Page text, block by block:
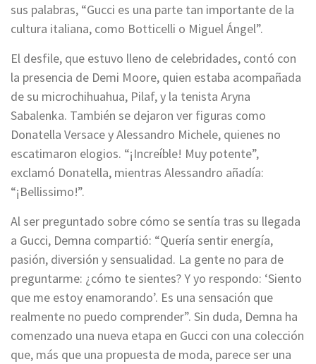
sus palabras, “Gucci es una parte tan importante de la
cultura italiana, como Botticelli o Miguel Ángel”.
El desfile, que estuvo lleno de celebridades, contó con
la presencia de Demi Moore, quien estaba acompañada
de su microchihuahua, Pilaf, y la tenista Aryna
Sabalenka. También se dejaron ver figuras como
Donatella Versace y Alessandro Michele, quienes no
escatimaron elogios. “¡Increíble! Muy potente”,
exclamó Donatella, mientras Alessandro añadía:
“¡Bellissimo!”.
Al ser preguntado sobre cómo se sentía tras su llegada
a Gucci, Demna compartió: “Quería sentir energía,
pasión, diversión y sensualidad. La gente no para de
preguntarme: ¿cómo te sientes? Y yo respondo: ‘Siento
que me estoy enamorando’. Es una sensación que
realmente no puedo comprender”. Sin duda, Demna ha
comenzado una nueva etapa en Gucci con una colección
que, más que una propuesta de moda, parece ser una